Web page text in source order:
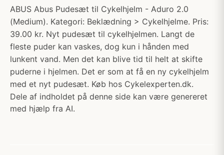
ABUS Abus Pudesæt til Cykelhjelm - Aduro 2.0
(Medium). Kategori: Beklædning > Cykelhjelme. Pris:
39.00 kr. Nyt pudesæt til cykelhjelmen. Langt de
fleste puder kan vaskes, dog kun i hånden med
lunkent vand. Men det kan blive tid til helt at skifte
puderne i hjelmen. Det er som at få en ny cykelhjelm
med et nyt pudesæt. Køb hos Cykelexperten.dk.
Dele af indholdet på denne side kan være genereret
med hjælp fra AI.